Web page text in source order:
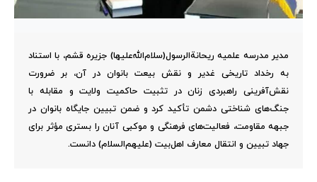
مدیر مدرسه علمیه ریحانةالرسول(سلام‌الله‌علیها) جزیره قشم، با استناد
به رخداد تاریخی غدیر و نقش بیعت بانوان در آن، بر ضرورت
نقش‌آفرینی راهبردی زنان در تثبیت حاکمیت ولایت و مقابله با
جنگ‌های شناختی دشمن تأکید کرد و ضمن تبیین جایگاه بانوان در
جبهه مقاومت، فعالیت‌های فرهنگی و موکبی آنان را بستری مؤثر برای
جهاد تبیین و انتقال معارف اهل‌بیت (علیهم‌السلام) دانست.